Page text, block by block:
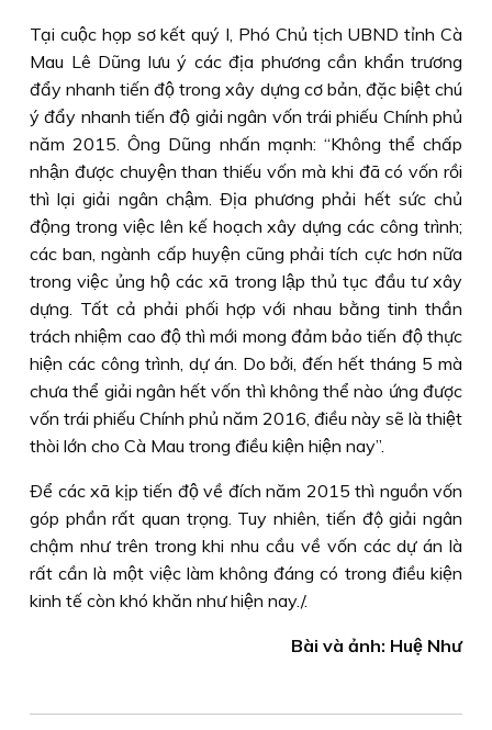
Tại cuộc họp sơ kết quý I, Phó Chủ tịch UBND tỉnh Cà
Mau Lê Dũng lưu ý các địa phương cần khẩn trương
đẩy nhanh tiến độ trong xây dựng cơ bản, đặc biệt chú
ý đẩy nhanh tiến độ giải ngân vốn trái phiếu Chính phủ
năm 2015. Ông Dũng nhấn mạnh: “Không thể chấp
nhận được chuyện than thiếu vốn mà khi đã có vốn rồi
thì lại giải ngân chậm. Ðịa phương phải hết sức chủ
động trong việc lên kế hoạch xây dựng các công trình;
các ban, ngành cấp huyện cũng phải tích cực hơn nữa
trong việc ủng hộ các xã trong lập thủ tục đầu tư xây
dựng. Tất cả phải phối hợp với nhau bằng tinh thần
trách nhiệm cao độ thì mới mong đảm bảo tiến độ thực
hiện các công trình, dự án. Do bởi, đến hết tháng 5 mà
chưa thể giải ngân hết vốn thì không thể nào ứng được
vốn trái phiếu Chính phủ năm 2016, điều này sẽ là thiệt
thòi lớn cho Cà Mau trong điều kiện hiện nay”.
Ðể các xã kịp tiến độ về đích năm 2015 thì nguồn vốn
góp phần rất quan trọng. Tuy nhiên, tiến độ giải ngân
chậm như trên trong khi nhu cầu về vốn các dự án là
rất cần là một việc làm không đáng có trong điều kiện
kinh tế còn khó khăn như hiện nay./.
Bài và ảnh: Huệ Như